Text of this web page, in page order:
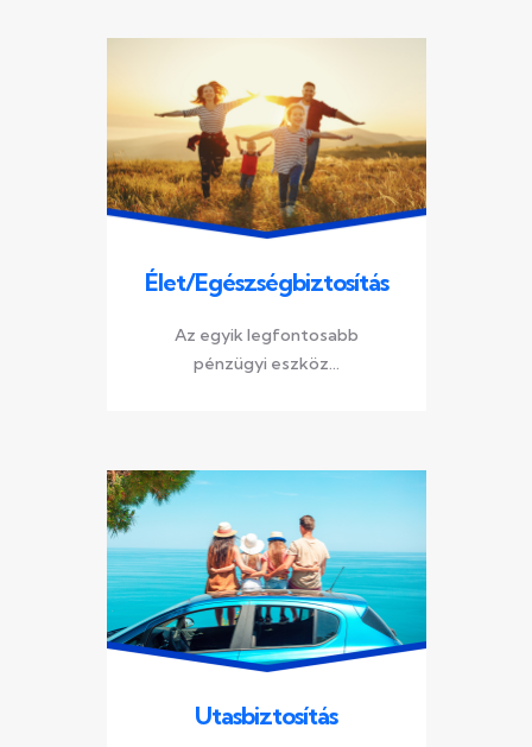
Élet/Egészségbiztosítás
Az egyik legfontosabb
pénzügyi eszköz...
Utasbiztosítás